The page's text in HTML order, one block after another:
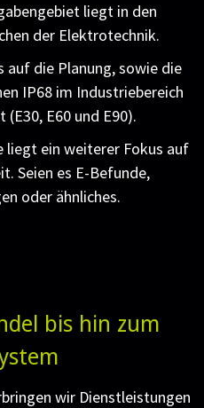
liegt in den
der Elektrotechnik.
auf die Planung, sowie die
IP68 im Industriebereich
E60 und E90).
liegt ein weiterer Fokus auf
Seien es E-Befunde,
oder ähnliches.
bis hin zum
wir Dienstleistungen